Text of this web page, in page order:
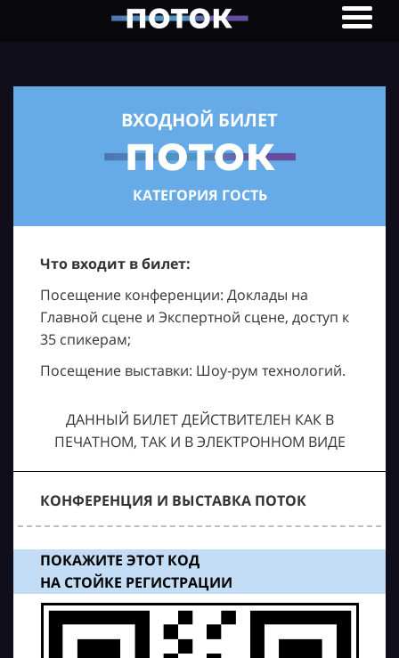
ВХОДНОЙ БИЛЕТ
КАТЕГОРИЯ ГОСТЬ
Что входит в билет:
Посещение конференции: Доклады на
Главной сцене и Экспертной сцене, доступ к
35 спикерам;
Посещение выставки: Шоу-рум технологий.
ДАННЫЙ БИЛЕТ ДЕЙСТВИТЕЛЕН КАК В
ПЕЧАТНОМ, ТАК И В ЭЛЕКТРОННОМ ВИДЕ
КОНФЕРЕНЦИЯ И ВЫСТАВКА ПОТОК
ПОКАЖИТЕ ЭТОТ КОД
НА СТОЙКЕ РЕГИСТРАЦИИ